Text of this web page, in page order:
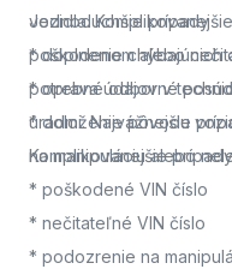
vozidla.
poškodenom alebo
potrebné odborné
úradmi. Najvážnejšie
na manipuláciu alebo
Jednoduchšie prípady
* doplnenie chýbajúcich
* oprava údajov v
* doloženie pôvodu
Komplikovanejšie prípady
* poškodené VIN číslo
* nečitateľné VIN číslo
* podozrenie na